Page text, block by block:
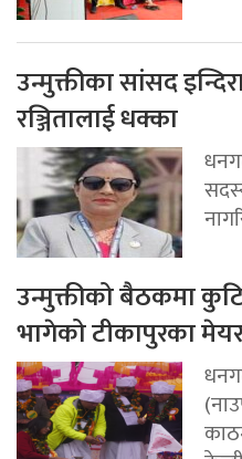
उन्मुक्तीका सांसद
रञ्जितालाई धक्का
उन्मुक्तीको बैठकमा
भागेको टीकापुरका